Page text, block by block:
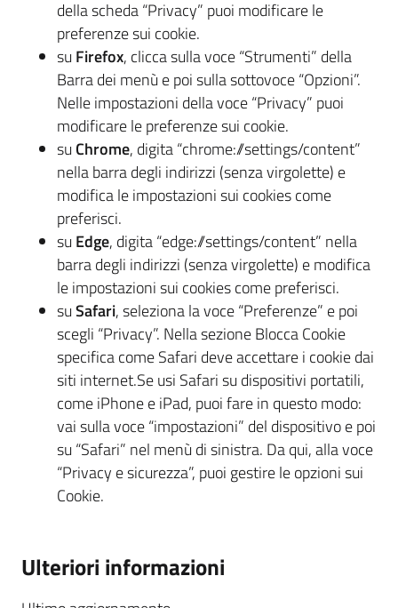
della scheda “Privacy” puoi modificare le
preferenze sui cookie.
su Firefox, clicca sulla voce “Strumenti” della
Barra dei menù e poi sulla sottovoce “Opzioni”.
Nelle impostazioni della voce “Privacy” puoi
modificare le preferenze sui cookie.
su Chrome, digita “chrome://settings/content”
nella barra degli indirizzi (senza virgolette) e
modifica le impostazioni sui cookies come
preferisci.
su Edge, digita “edge://settings/content” nella
barra degli indirizzi (senza virgolette) e modifica
le impostazioni sui cookies come preferisci.
suSafari, seleziona la voce “Preferenze” e poi
scegli “Privacy”. Nella sezione Blocca Cookie
specifica come Safari deve accettare i cookie dai
siti internet.Se usi Safari su dispositivi portatili,
come iPhone e iPad, puoi fare in questo modo:
vai sulla voce “impostazioni” del dispositivo e poi
su “Safari” nel menù di sinistra. Da qui, alla voce
“Privacy e sicurezza”, puoi gestire le opzioni sui
Cookie.
Ulteriori informazioni